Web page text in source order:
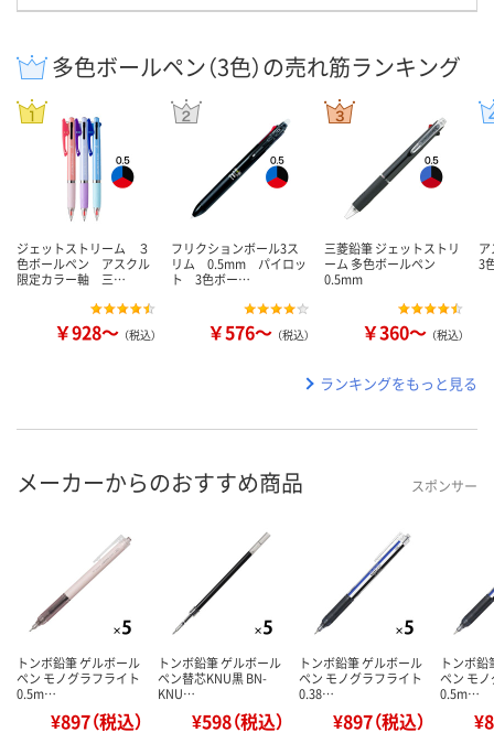
多色ボールペン（3色）の売れ筋ランキング
ジェットストリーム ３
色ボールペン アスクル
限定カラー軸 三…
￥928～ （税込）
フリクションボール3ス
リム 0.5mm パイロッ
ト 3色ボー…
￥576～ （税込）
三菱鉛筆 ジェットストリ
ーム 多色ボールペン
0.5mm
￥360～ （税込）
3
ランキングをもっと見る
メーカーからのおすすめ商品 スポンサー
トンボ鉛筆 ゲルボール
ペン モノグラフライト
0.5m…
¥897（税込）
トンボ鉛筆 ゲルボール
ペン替芯KNU黒 BN-
KNU…
¥598（税込）
トンボ鉛筆 ゲルボール
ペン モノグラフライト
0.38…
¥897（税込）
トンボ鉛
ペン モ
0.5m…